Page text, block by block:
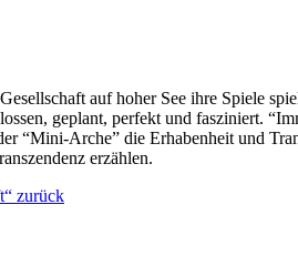
auf hoher See ihre Spiele
geplant, perfekt und fasziniert.
“Mini-Arche” die Erhabenheit und
erzählen.
zurück